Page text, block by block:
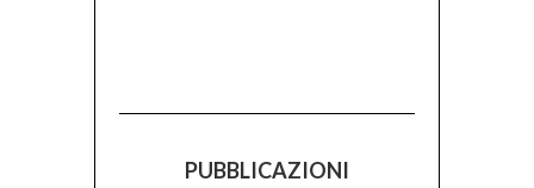
PUBBLICAZIONI